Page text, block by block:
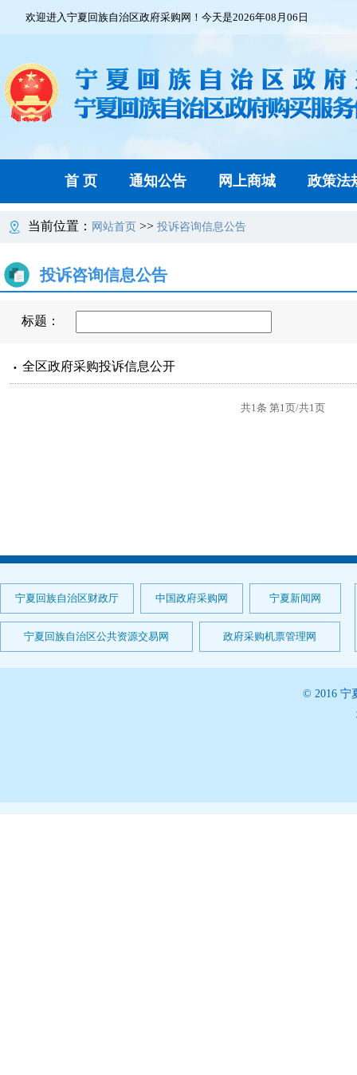
欢迎进入宁夏回族自治区政府采购网！今天是2026年08月06日
首 页 通知公告 网上商城 政策法
当前位置： 网站首页 >> 投诉咨询信息公告
投诉咨询信息公告
标题：
全区政府采购投诉信息公开
共1条 第1页/共1页
宁夏回族自治区财政厅 中国政府采购网 宁夏新闻网
宁夏回族自治区公共资源交易网 政府采购机票管理网
© 2016 宁